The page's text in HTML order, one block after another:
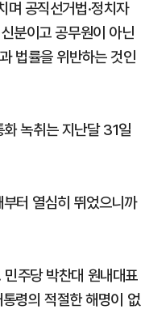
공직선거법·정치자
분이고 공무원이 아닌
법률을 위반하는 것인
녹취는 지난달 31일
터 열심히 뛰었으니까
주당 박찬대 원내대표
령의 적절한 해명이 없